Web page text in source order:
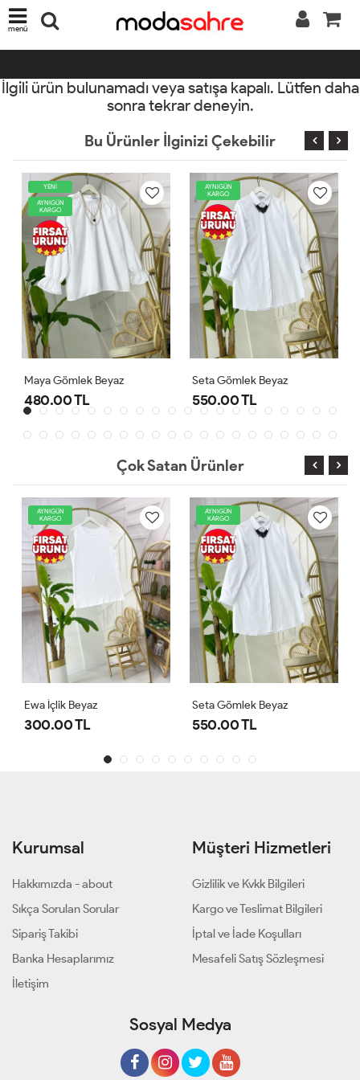
menü
İlgili ürün bulunamadı veya satışa kapalı. Lütfen daha
sonra tekrar deneyin.
Bu Ürünler İlginizi Çekebilir
Gömlek Beyaz
TL
AYNIGÜN
KARGO
Seta Gömlek Beyaz
550.00 TL
AYNIGÜN
KARGO
Çok Satan Ürünler
AYNIGÜN
KARGO
Ewa İçlik Beyaz
300.00 TL
AYNIGÜN
KARGO
Seta Gömlek Beyaz
550.00 TL
Kurumsal
Hakkımızda - about
Sıkça Sorulan Sorular
Sipariş Takibi
Banka Hesaplarımız
İletişim
Müşteri Hizmetleri
Gizlilik ve Kvkk Bilgileri
Kargo ve Teslimat Bilgileri
İptal ve İade Koşulları
Mesafeli Satış Sözleşmesi
Sosyal Medya